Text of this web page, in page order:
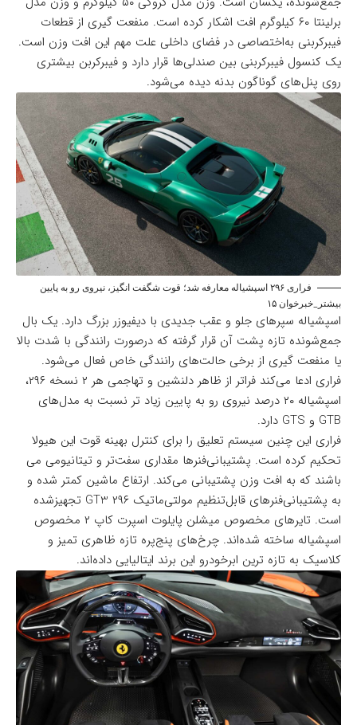
برلینتا ۶۰ کیلوگرم افت اشکار کرده است. منفعت گیری از قطعات
فیبرکربنی به‌اختصاصی در فضای داخلی علت مهم این افت وزن است.
یک کنسول فیبرکربنی بین صندلی‌ها قرار دارد و فیبرکربن بیشتری
روی پنل‌های گوناگون بدنه دیده می‌شود.
فراری ۲۹۶ اسپشیاله معارفه شد؛ قوت شگفت انگیز، نیروی رو به پایین
بیشتر_خبرخوان ۱۵
اسپشیاله سپرهای جلو و عقب جدیدی با دیفیوزر بزرگ دارد. یک بال
جمع‌شونده تازه پشت آن قرار گرفته که درصورت رانندگی با شدت بالا
یا منفعت گیری از برخی حالت‌های رانندگی خاص فعال می‌شود.
فراری ادعا می‌کند فراتر از ظاهر دلنشین و تهاجمی هر ۲ نسخه ۲۹۶،
اسپشیاله ۲۰ درصد نیروی رو به پایین زیاد تر نسبت به مدل‌های
GTB و GTS دارد.
فراری این چنین سیستم تعلیق را برای کنترل بهینه قوت این هیولا
تحکیم کرده است. پشتیبانی‌فنرها مقداری سفت‌تر و تیتانیومی می
باشند که به افت وزن پشتیبانی می‌کند. ارتفاع ماشین کمتر شده و
به پشتیبانی‌فنرهای قابل‌تنظیم مولتی‌ماتیک ۲۹۶ GT3 تجهیزشده
است. تایرهای مخصوص میشلن پایلوت اسپرت کاپ ۲ مخصوص
اسپشیاله ساخته شده‌اند. چرخ‌های پنج‌پره تازه ظاهری تمیز و
کلاسیک به تازه ترین ابرخودرو این برند ایتالیایی داده‌اند.